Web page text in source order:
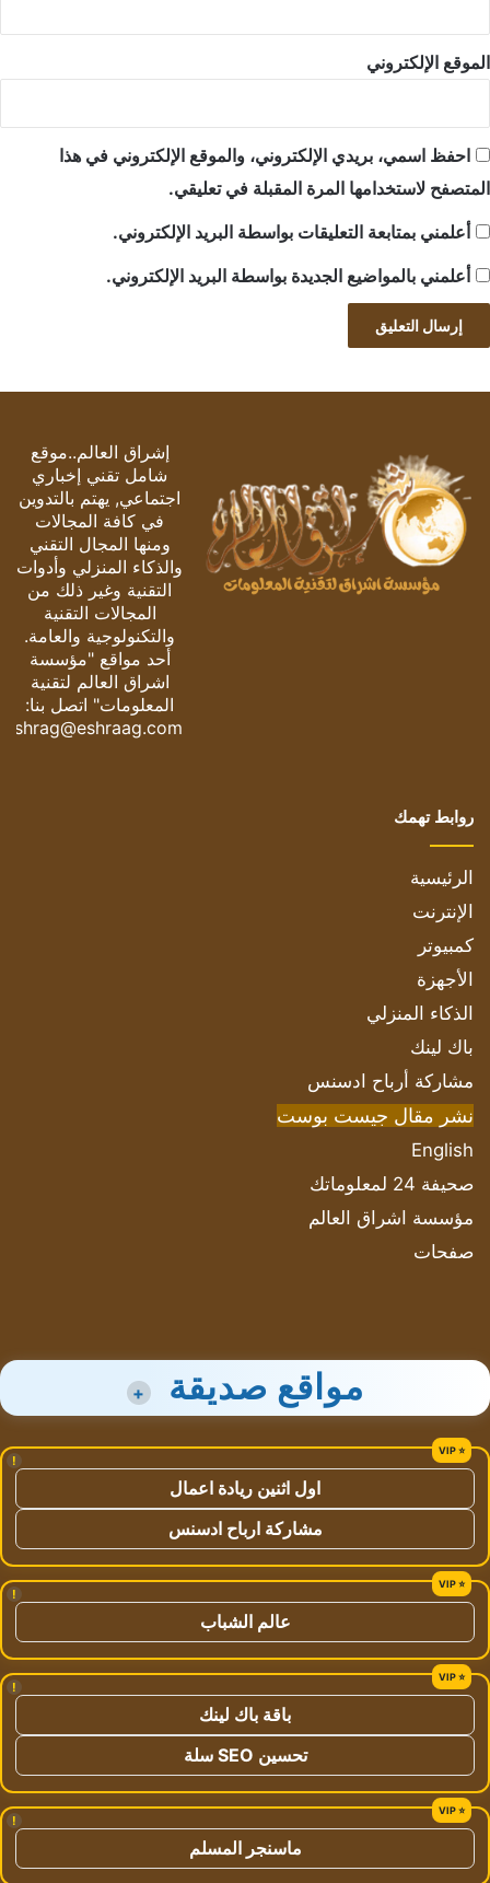
الموقع الإلكتروني
احفظ اسمي، بريدي الإلكتروني، والموقع الإلكتروني في هذا
المتصفح لاستخدامها المرة المقبلة في تعليقي.
أعلمني بمتابعة التعليقات بواسطة البريد الإلكتروني.
أعلمني بالمواضيع الجديدة بواسطة البريد الإلكتروني.
إشراق العالم..موقع
شامل تقني إخباري
اجتماعي, يهتم بالتدوين
في كافة المجالات
ومنها المجال التقني
والذكاء المنزلي وأدوات
التقنية وغير ذلك من
المجالات التقنية
والتكنولوجية والعامة.
أحد مواقع "مؤسسة
اشراق العالم لتقنية
المعلومات" اتصل بنا:
eshrag@eshraag.com
روابط تهمك
الرئيسية
الإنترنت
كمبيوتر
الأجهزة
الذكاء المنزلي
باك لينك
مشاركة أرباح ادسنس
نشر مقال جيست بوست
English
صحيفة 24 لمعلوماتك
مؤسسة اشراق العالم
صفحات
مواقع صديقة +
!
اول اثنين ريادة اعمال
مشاركة ارباح ادسنس
!
عالم الشباب
!
باقة باك لينك
تحسين SEO سلة
!
ماسنجر المسلم